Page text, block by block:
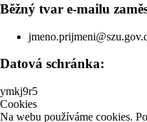
Běžný tvar e-mailu
Datová schránka:
ymkj9r5
Cookies
Na webu používáme cookies.